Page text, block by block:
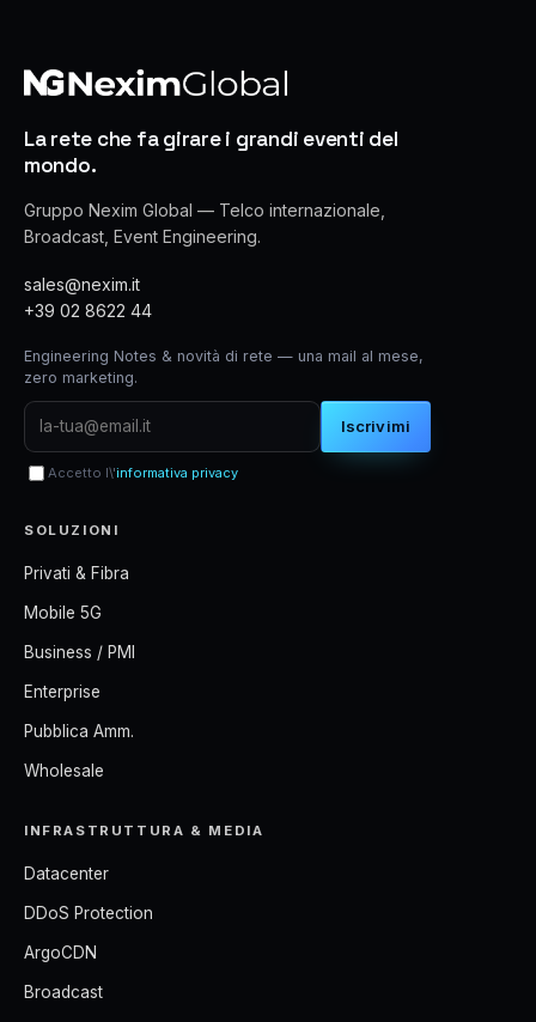
La rete che fa girare i grandi eventi del
mondo.
Gruppo Nexim Global — Telco internazionale,
Broadcast, Event Engineering.
sales@nexim.it
+39 02 8622 44
Engineering Notes & novità di rete — una mail al mese,
zero marketing.
Iscrivimi
Accetto l\'informativa privacy
SOLUZIONI
Privati & Fibra
Mobile 5G
Business / PMI
Enterprise
Pubblica Amm.
Wholesale
INFRASTRUTTURA & MEDIA
Datacenter
DDoS Protection
ArgoCDN
Broadcast